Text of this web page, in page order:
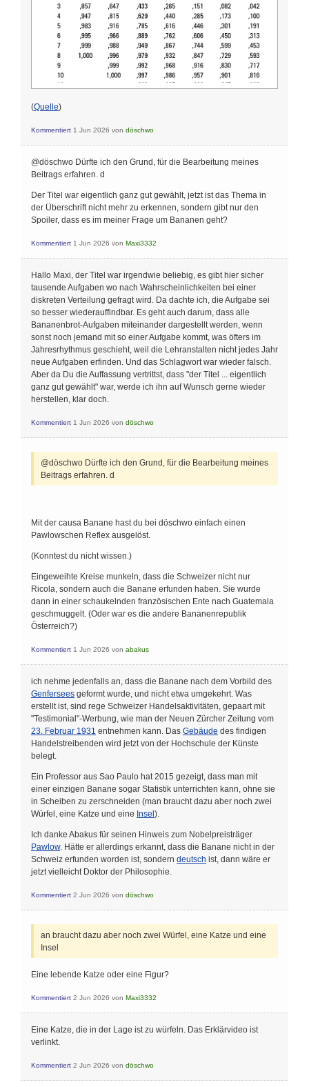
(Quelle)
Kommentiert 1 Jun 2026 von döschwo
@döschwo Dürfte ich den Grund, für die Bearbeitung meines
Beitrags erfahren. d
Der Titel war eigentlich ganz gut gewählt, jetzt ist das Thema in
der Überschrift nicht mehr zu erkennen, sondern gibt nur den
Spoiler, dass es im meiner Frage um Bananen geht?
Kommentiert 1 Jun 2026 von Maxi3332
Hallo Maxi, der Titel war irgendwie beliebig, es gibt hier sicher
tausende Aufgaben wo nach Wahrscheinlichkeiten bei einer
diskreten Verteilung gefragt wird. Da dachte ich, die Aufgabe sei
so besser wiederauffindbar. Es geht auch darum, dass alle
Bananenbrot-Aufgaben miteinander dargestellt werden, wenn
sonst noch jemand mit so einer Aufgabe kommt, was öfters im
Jahresrhythmus geschieht, weil die Lehranstalten nicht jedes Jahr
neue Aufgaben erfinden. Und das Schlagwort war wieder falsch.
Aber da Du die Auffassung vertrittst, dass "der Titel ... eigentlich
ganz gut gewählt" war, werde ich ihn auf Wunsch gerne wieder
herstellen, klar doch.
Kommentiert 1 Jun 2026 von döschwo
@döschwo Dürfte ich den Grund, für die Bearbeitung meines
Beitrags erfahren. d
Mit der causa Banane hast du bei döschwo einfach einen
Pawlowschen Reflex ausgelöst.
(Konntest du nicht wissen.)
Eingeweihte Kreise munkeln, dass die Schweizer nicht nur
Ricola, sondern auch die Banane erfunden haben. Sie wurde
dann in einer schaukelnden französischen Ente nach Guatemala
geschmuggelt. (Oder war es die andere Bananenrepublik
Österreich?)
Kommentiert 1 Jun 2026 von abakus
ich nehme jedenfalls an, dass die Banane nach dem Vorbild des
Genfersees geformt wurde, und nicht etwa umgekehrt. Was
erstellt ist, sind rege Schweizer Handelsaktivitäten, gepaart mit
"Testimonial"-Werbung, wie man der Neuen Zürcher Zeitung vom
23. Februar 1931 entnehmen kann. Das Gebäude des findigen
Handelstreibenden wird jetzt von der Hochschule der Künste
belegt.
Ein Professor aus Sao Paulo hat 2015 gezeigt, dass man mit
einer einzigen Banane sogar Statistik unterrichten kann, ohne sie
in Scheiben zu zerschneiden (man braucht dazu aber noch zwei
Würfel, eine Katze und eine Insel ).
Ich danke Abakus für seinen Hinweis zum Nobelpreisträger
Pawlow. Hätte er allerdings erkannt, dass die Banane nicht in der
Schweiz erfunden worden ist, sondern deutsch ist, dann wäre er
jetzt vielleicht Doktor der Philosophie.
Kommentiert 2 Jun 2026 von döschwo
an braucht dazu aber noch zwei Würfel, eine Katze und eine
Insel
Eine lebende Katze oder eine Figur?
Kommentiert 2 Jun 2026 von Maxi3332
Eine Katze, die in der Lage ist zu würfeln. Das Erklärvideo ist
verlinkt.
Kommentiert 2 Jun 2026 von döschwo